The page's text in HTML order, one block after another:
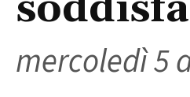
mercoledì 5